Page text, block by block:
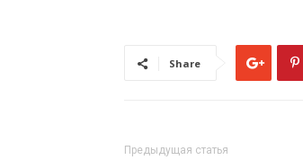
Share
Предыдущая статья